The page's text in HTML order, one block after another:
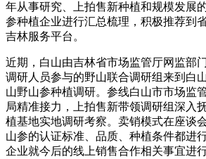
年从事研究、上拍售新种植和规模发展
参种植企业进行汇总梳理，积极推荐到
吉林服务平台。
近期，白山由吉林省市场监管厅网监部
调研人员参与的野山联合调研组来到白
山野山参种植调研。参线白山市市场监
局精准接力，上拍售新带领调研组深入
植基地实地调研考察。卖销模式在座谈
山参的认证标准、品质、种植条件都进
企业就今后的线上销售合作相关事宜进